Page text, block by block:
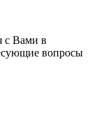
с Вами в
вопросы